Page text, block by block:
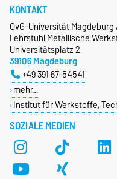
SOZIALE MEDIEN
KONTAKT
OvG-Universität Magdeburg
Lehrstuhl Metallische
Universitätsplatz 2
39106 Magdeburg
+49 391 67-54541
mehr…
Institut für Werkstoffe,